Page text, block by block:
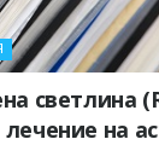
светлина
на